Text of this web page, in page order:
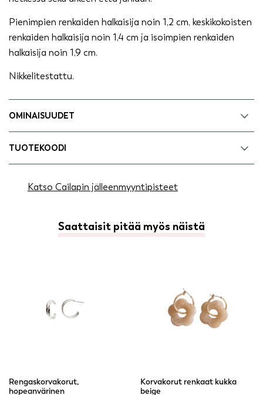
Pienimpien renkaiden halkaisija noin 1,2 cm, keskikokoisten
renkaiden halkaisija noin 1,4 cm ja isoimpien renkaiden
halkaisija noin 1,9 cm.
Nikkelitestattu.
OMINAISUUDET
TUOTEKOODI
Katso Cailapin jälleenmyyntipisteet
Saattaisit pitää myös näistä
Rengaskorvakorut,
hopeanvärinen
Korvakorut renkaat kukka
beige